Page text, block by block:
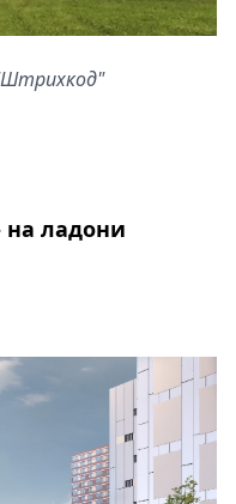
на ладони